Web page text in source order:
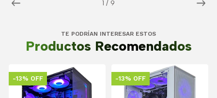
1 / 9
TE PODRÍAN INTERESAR ESTOS
Productos Recomendados
-13% OFF -13% OFF